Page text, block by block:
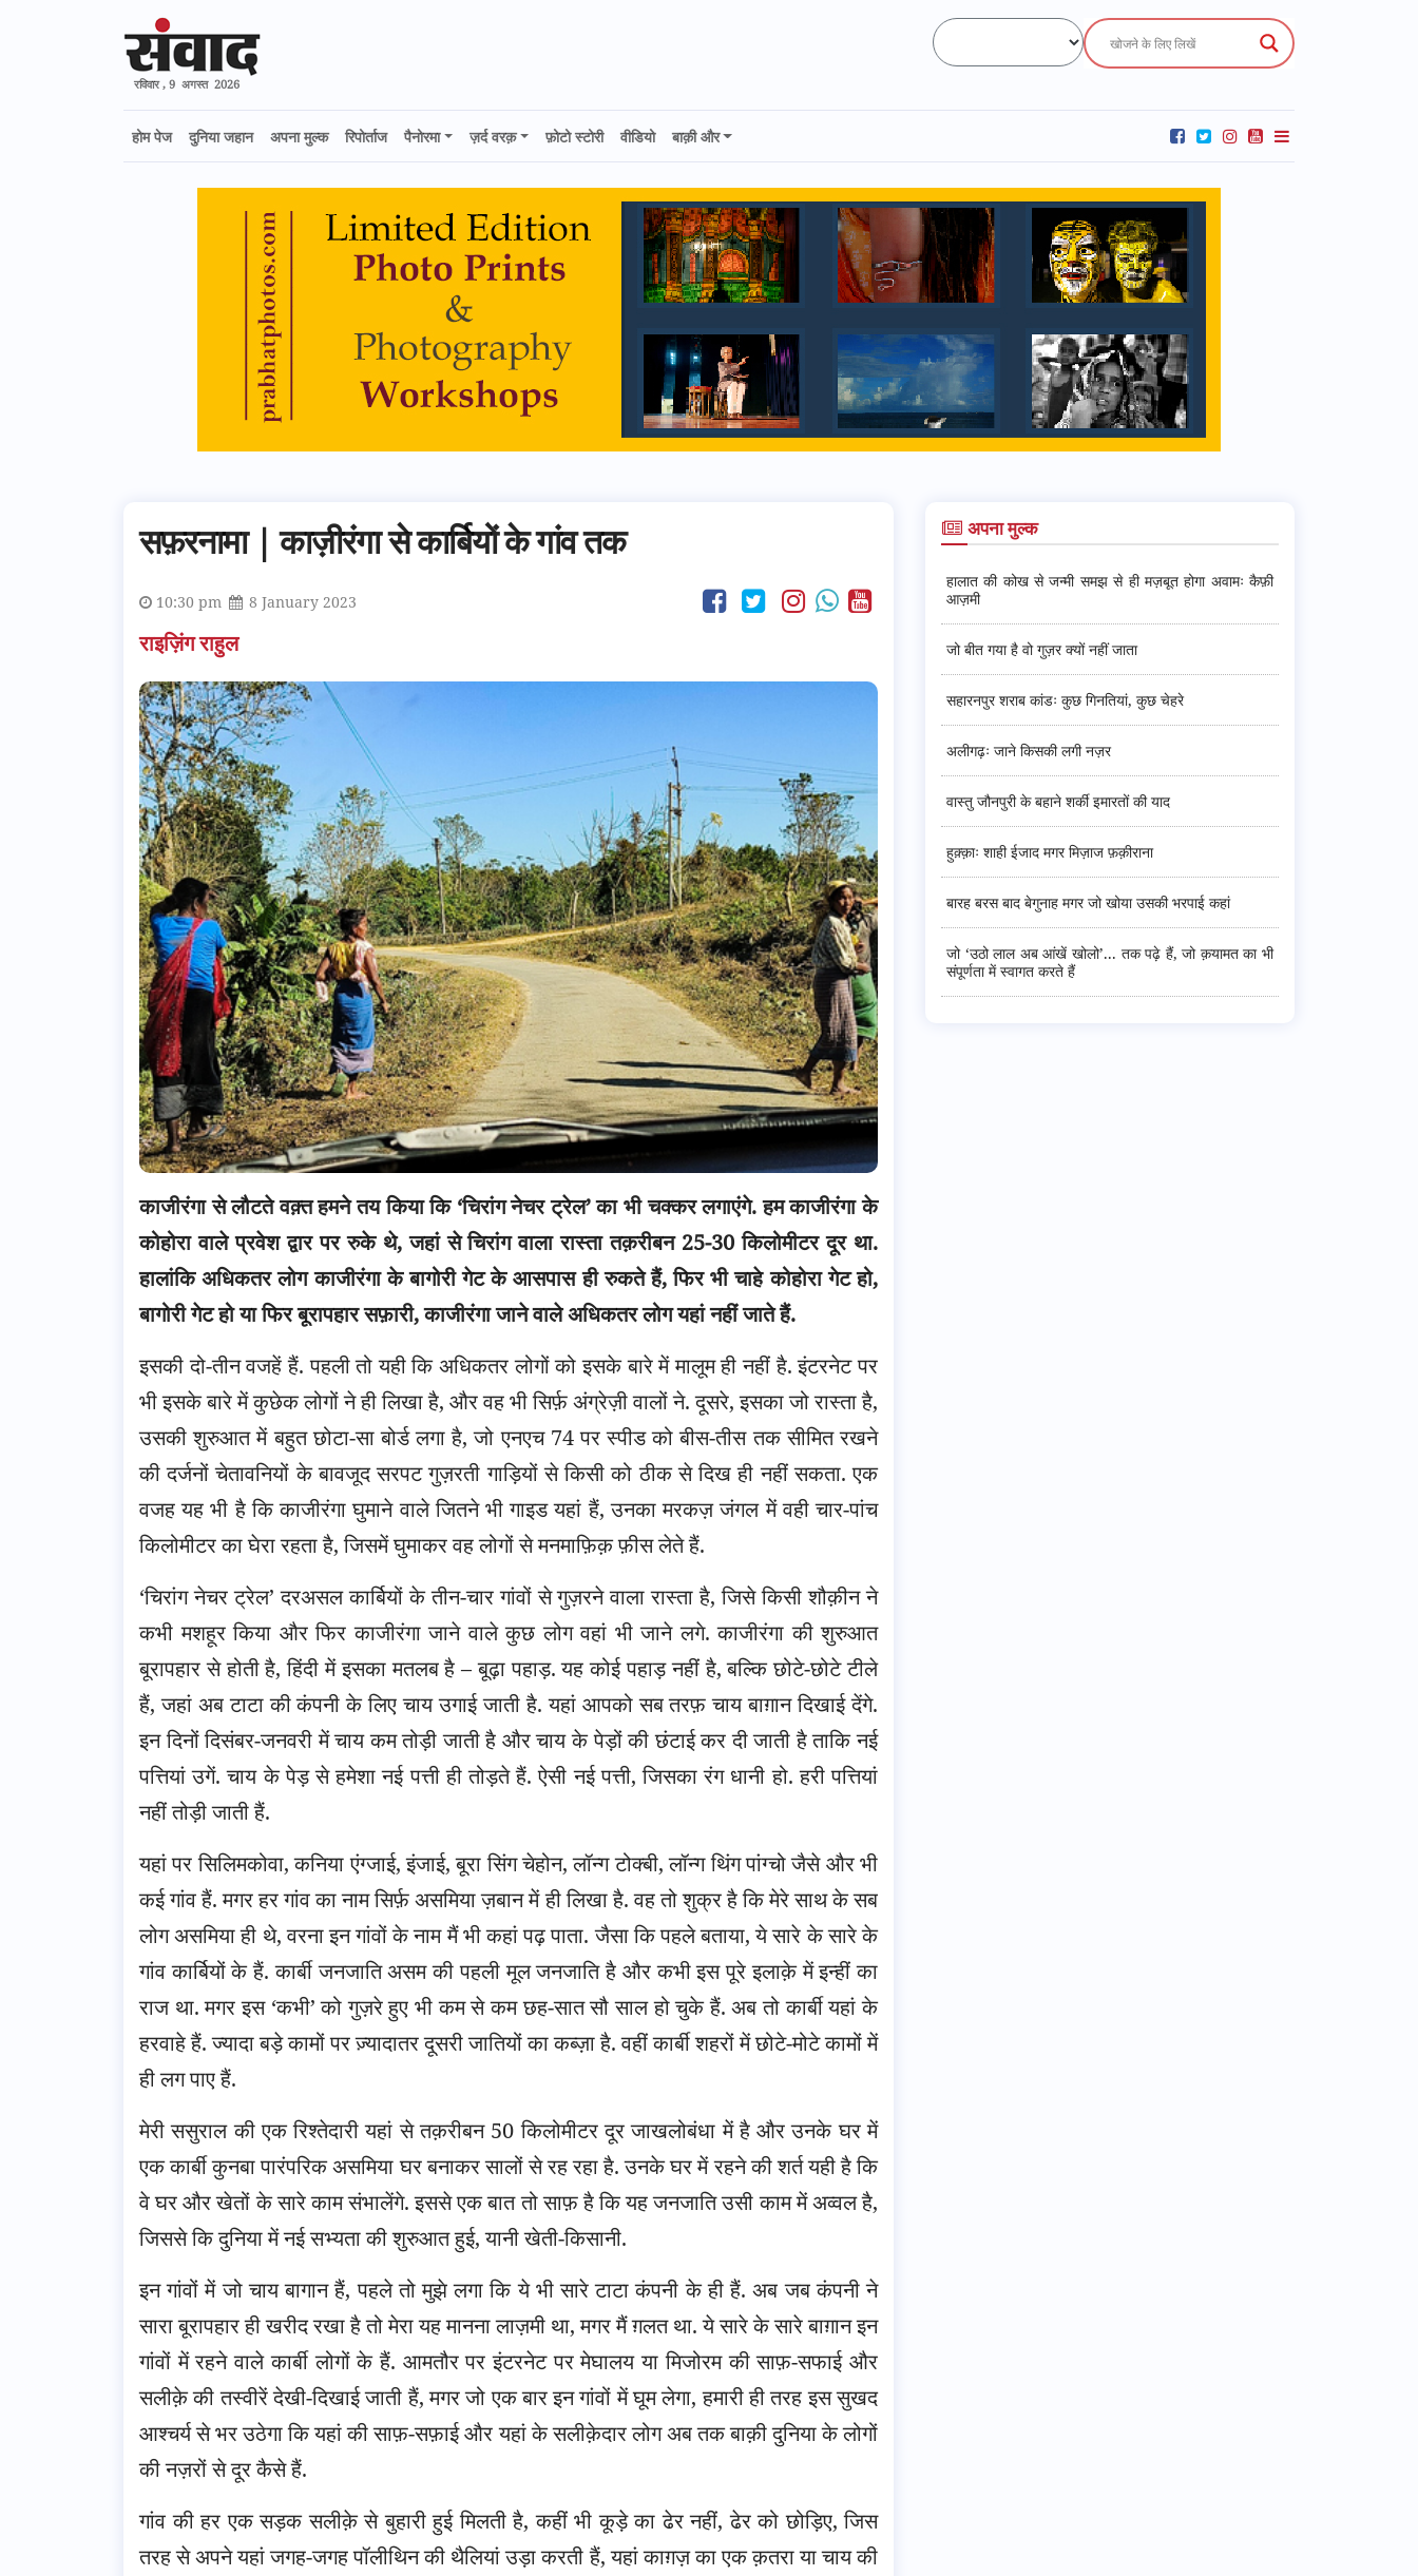
रविवार , 9 अगस्त 2026
होम पेज दुनिया जहान अपना मुल्क रिपोर्ताज पैनोरमा ज़र्द वरक़ फ़ोटो स्टोरी वीडियो बाक़ी और
सफ़रनामा | काज़ीरंगा से कार्बियों के गांव तक
10:30 pm 8 January 2023
राइज़िंग राहुल
काजीरंगा से लौटते वक़्त हमने तय किया कि ‘चिरांग नेचर ट्रेल’ का भी चक्कर लगाएंगे. हम काजीरंगा के
कोहोरा वाले प्रवेश द्वार पर रुके थे, जहां से चिरांग वाला रास्ता तक़रीबन 25-30 किलोमीटर दूर था.
हालांकि अधिकतर लोग काजीरंगा के बागोरी गेट के आसपास ही रुकते हैं, फिर भी चाहे कोहोरा गेट हो,
बागोरी गेट हो या फिर बूरापहार सफ़ारी, काजीरंगा जाने वाले अधिकतर लोग यहां नहीं जाते हैं.
इसकी दो-तीन वजहें हैं. पहली तो यही कि अधिकतर लोगों को इसके बारे में मालूम ही नहीं है. इंटरनेट पर
भी इसके बारे में कुछेक लोगों ने ही लिखा है, और वह भी सिर्फ़ अंग्रेज़ी वालों ने. दूसरे, इसका जो रास्ता है,
उसकी शुरुआत में बहुत छोटा-सा बोर्ड लगा है, जो एनएच 74 पर स्पीड को बीस-तीस तक सीमित रखने
की दर्जनों चेतावनियों के बावजूद सरपट गुज़रती गाड़ियों से किसी को ठीक से दिख ही नहीं सकता. एक
वजह यह भी है कि काजीरंगा घुमाने वाले जितने भी गाइड यहां हैं, उनका मरकज़ जंगल में वही चार-पांच
किलोमीटर का घेरा रहता है, जिसमें घुमाकर वह लोगों से मनमाफ़िक़ फ़ीस लेते हैं.
‘चिरांग नेचर ट्रेल’ दरअसल कार्बियों के तीन-चार गांवों से गुज़रने वाला रास्ता है, जिसे किसी शौक़ीन ने
कभी मशहूर किया और फिर काजीरंगा जाने वाले कुछ लोग वहां भी जाने लगे. काजीरंगा की शुरुआत
बूरापहार से होती है, हिंदी में इसका मतलब है – बूढ़ा पहाड़. यह कोई पहाड़ नहीं है, बल्कि छोटे-छोटे टीले
हैं, जहां अब टाटा की कंपनी के लिए चाय उगाई जाती है. यहां आपको सब तरफ़ चाय बाग़ान दिखाई देंगे.
इन दिनों दिसंबर-जनवरी में चाय कम तोड़ी जाती है और चाय के पेड़ों की छंटाई कर दी जाती है ताकि नई
पत्तियां उगें. चाय के पेड़ से हमेशा नई पत्ती ही तोड़ते हैं. ऐसी नई पत्ती, जिसका रंग धानी हो. हरी पत्तियां
नहीं तोड़ी जाती हैं.
यहां पर सिलिमकोवा, कनिया एंग्जाई, इंजाई, बूरा सिंग चेहोन, लॉन्ग टोक्बी, लॉन्ग थिंग पांग्चो जैसे और भी
कई गांव हैं. मगर हर गांव का नाम सिर्फ़ असमिया ज़बान में ही लिखा है. वह तो शुक्र है कि मेरे साथ के सब
लोग असमिया ही थे, वरना इन गांवों के नाम मैं भी कहां पढ़ पाता. जैसा कि पहले बताया, ये सारे के सारे के
गांव कार्बियों के हैं. कार्बी जनजाति असम की पहली मूल जनजाति है और कभी इस पूरे इलाक़े में इन्हीं का
राज था. मगर इस ‘कभी’ को गुज़रे हुए भी कम से कम छह-सात सौ साल हो चुके हैं. अब तो कार्बी यहां के
हरवाहे हैं. ज्यादा बड़े कामों पर ज़्यादातर दूसरी जातियों का कब्ज़ा है. वहीं कार्बी शहरों में छोटे-मोटे कामों में
ही लग पाए हैं.
मेरी ससुराल की एक रिश्तेदारी यहां से तक़रीबन 50 किलोमीटर दूर जाखलोबंधा में है और उनके घर में
एक कार्बी कुनबा पारंपरिक असमिया घर बनाकर सालों से रह रहा है. उनके घर में रहने की शर्त यही है कि
वे घर और खेतों के सारे काम संभालेंगे. इससे एक बात तो साफ़ है कि यह जनजाति उसी काम में अव्वल है,
जिससे कि दुनिया में नई सभ्यता की शुरुआत हुई, यानी खेती-किसानी.
इन गांवों में जो चाय बागान हैं, पहले तो मुझे लगा कि ये भी सारे टाटा कंपनी के ही हैं. अब जब कंपनी ने
सारा बूरापहार ही खरीद रखा है तो मेरा यह मानना लाज़मी था, मगर मैं ग़लत था. ये सारे के सारे बाग़ान इन
गांवों में रहने वाले कार्बी लोगों के हैं. आमतौर पर इंटरनेट पर मेघालय या मिजोरम की साफ़-सफाई और
सलीक़े की तस्वीरें देखी-दिखाई जाती हैं, मगर जो एक बार इन गांवों में घूम लेगा, हमारी ही तरह इस सुखद
आश्चर्य से भर उठेगा कि यहां की साफ़-सफ़ाई और यहां के सलीक़ेदार लोग अब तक बाक़ी दुनिया के लोगों
की नज़रों से दूर कैसे हैं.
गांव की हर एक सड़क सलीक़े से बुहारी हुई मिलती है, कहीं भी कूड़े का ढेर नहीं, ढेर को छोड़िए, जिस
तरह से अपने यहां जगह-जगह पॉलीथिन की थैलियां उड़ा करती हैं, यहां काग़ज़ का एक क़तरा या चाय की
अपना मुल्क
हालात की कोख से जन्मी समझ से ही मज़बूत होगा अवामः कैफ़ी
आज़मी
जो बीत गया है वो गुज़र क्यों नहीं जाता
सहारनपुर शराब कांडः कुछ गिनतियां, कुछ चेहरे
अलीगढ़ः जाने किसकी लगी नज़र
वास्तु जौनपुरी के बहाने शर्की इमारतों की याद
हुक़्क़ाः शाही ईजाद मगर मिज़ाज फ़क़ीराना
बारह बरस बाद बेगुनाह मगर जो खोया उसकी भरपाई कहां
जो ‘उठो लाल अब आंखें खोलो’... तक पढ़े हैं, जो क़यामत का भी
संपूर्णता में स्वागत करते हैं